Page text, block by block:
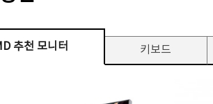
추천 모니터 키보드